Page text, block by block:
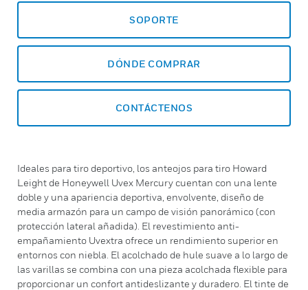
SOPORTE
DÓNDE COMPRAR
CONTÁCTENOS
Ideales para tiro deportivo, los anteojos para tiro Howard
Leight de Honeywell Uvex Mercury cuentan con una lente
doble y una apariencia deportiva, envolvente, diseño de
media armazón para un campo de visión panorámico (con
protección lateral añadida). El revestimiento anti-
empañamiento Uvextra ofrece un rendimiento superior en
entornos con niebla. El acolchado de hule suave a lo largo de
las varillas se combina con una pieza acolchada flexible para
proporcionar un confort antideslizante y duradero. El tinte de